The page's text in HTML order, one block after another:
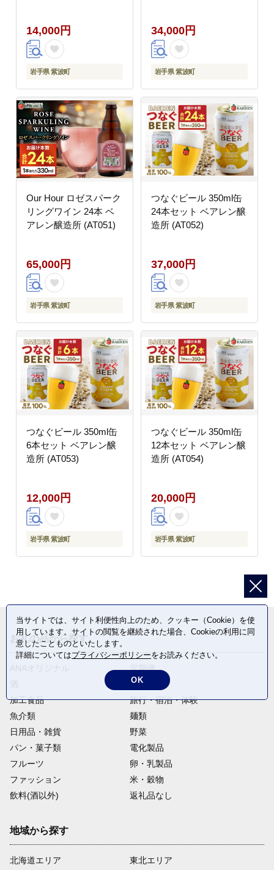
350ml×2本 ベアレン醸
造所 （AT048）
14,000円
岩手県 紫波町
34,000円
岩手県 紫波町
Our Hour ロゼスパーク
リングワイン 24本 ベ
アレン醸造所 (AT051)
65,000円
岩手県 紫波町
つなぐビール 350ml缶
24本セット ベアレン醸
造所 (AT052)
37,000円
岩手県 紫波町
つなぐビール 350ml缶
6本セット ベアレン醸
造所 (AT053)
12,000円
岩手県 紫波町
つなぐビール 350ml缶
12本セット ベアレン醸
造所 (AT054)
20,000円
岩手県 紫波町
お礼の品から探す
定期便
肉類
加工食品
旅行・宿泊・体験
魚介類
麺類
日用品・雑貨
野菜
パン・菓子類
電化製品
フルーツ
卵・乳製品
ファッション
米・穀物
飲料(酒以外)
返礼品なし
地域から探す
北海道エリア
東北エリア
当サイトでは、サイト利便性向上のため、クッキー（Cookie）を使
用しています。サイトの閲覧を継続された場合、Cookieの利用に同
意したことものといたします。
詳細についてはプライバシーポリシーをお読みください。
OK